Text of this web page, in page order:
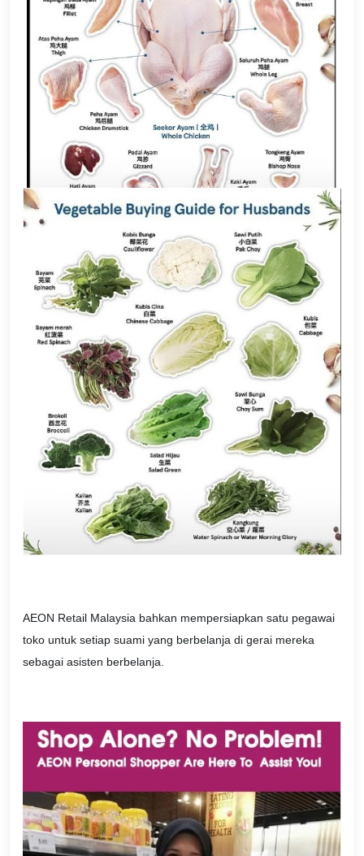
AEON Retail Malaysia bahkan mempersiapkan satu pegawai
toko untuk setiap suami yang berbelanja di gerai mereka
sebagai asisten berbelanja.